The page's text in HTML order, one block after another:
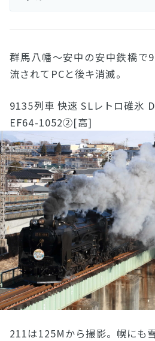
群馬八幡〜安中の安中鉄橋で
流されてPCと後キ消滅。
9135列車 快速 SLレトロ碓氷
EF64-1052②[高]
211は125Mから撮影。幌にも